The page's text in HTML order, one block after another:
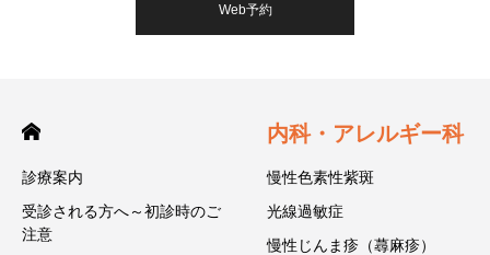
Web予約
診療案内
受診される方へ～初診時のご
注意
内科・アレルギー科
慢性色素性紫斑
光線過敏症
慢性じんま疹（蕁麻疹）